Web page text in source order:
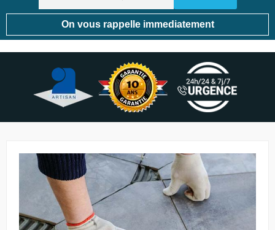
On vous rappelle immediatement